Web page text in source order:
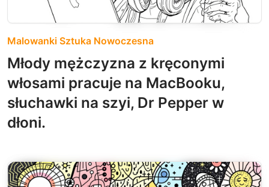
Malowanki Sztuka Nowoczesna
Młody mężczyzna z kręconymi
włosami pracuje na MacBooku,
słuchawki na szyi, Dr Pepper w
dłoni.